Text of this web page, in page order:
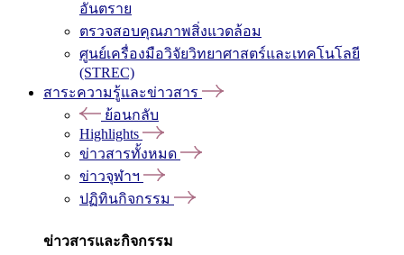
อันตราย
ตรวจสอบคุณภาพสิ่งแวดล้อม
ศูนย์เครื่องมือวิจัยวิทยาศาสตร์และเทคโนโลยี
(STREC)
สาระความรู้และข่าวสาร
ย้อนกลับ
Highlights
ข่าวสารทั้งหมด
ข่าวจุฬาฯ
ปฏิทินกิจกรรม
ข่าวสารและกิจกรรม